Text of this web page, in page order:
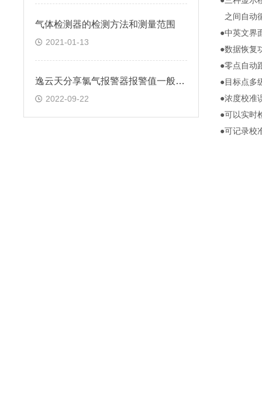
气体检测器的检测方法和测量范围
2021-01-13
逸云天分享氯气报警器报警值一般设定多少ppm
2022-09-22
之间自动
●中英文界
●数据恢复
●零点自动
●目标点多
●浓度校准
●可以实时
●可记录校